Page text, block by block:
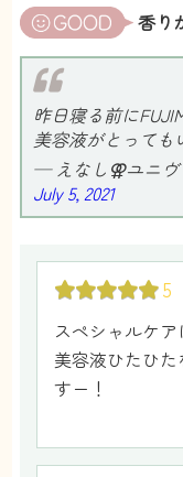
香り
昨日寝る前に
美容液がとっても
— えなし⚢ユニヴ
July 5, 2021
5
スペシャルケア
美容液ひたひ
すー！